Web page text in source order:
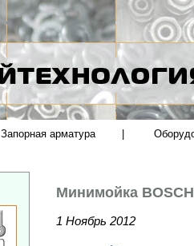
Запорная арматура
Минимойка
1 Ноябрь 2012